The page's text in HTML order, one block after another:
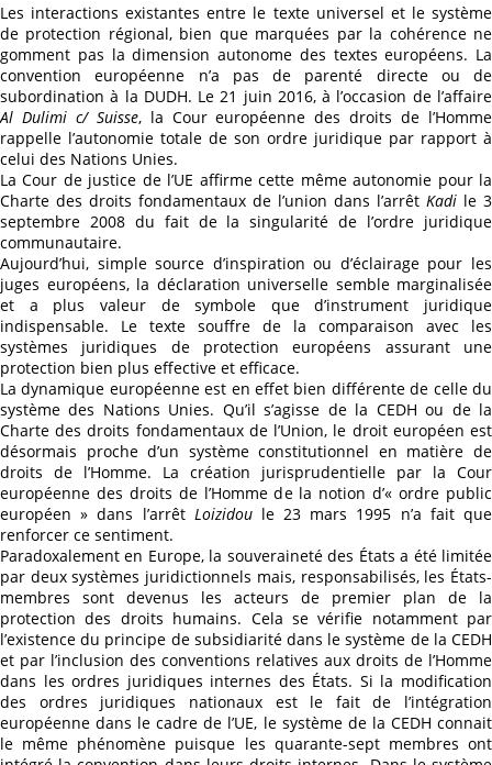
Les interactions existantes entre le texte universel et le système
de protection régional, bien que marquées par la cohérence ne
gomment pas la dimension autonome des textes européens. La
convention européenne n’a pas de parenté directe ou de
subordination à la DUDH. Le 21 juin 2016, à l’occasion de l’affaire
Al Dulimi c/ Suisse, la Cour européenne des droits de l’Homme
rappelle l’autonomie totale de son ordre juridique par rapport à
celui des Nations Unies.
La Cour de justice de l’UE affirme cette même autonomie pour la
Charte des droits fondamentaux de l’union dans l’arrêt Kadi le 3
septembre 2008 du fait de la singularité de l’ordre juridique
communautaire.
Aujourd’hui, simple source d’inspiration ou d’éclairage pour les
juges européens, la déclaration universelle semble marginalisée
et a plus valeur de symbole que d’instrument juridique
indispensable. Le texte souffre de la comparaison avec les
systèmes juridiques de protection européens assurant une
protection bien plus effective et efficace.
La dynamique européenne est en effet bien différente de celle du
système des Nations Unies. Qu’il s’agisse de la CEDH ou de la
Charte des droits fondamentaux de l’Union, le droit européen est
désormais proche d’un système constitutionnel en matière de
droits de l’Homme. La création jurisprudentielle par la Cour
européenne des droits de l’Homme de la notion d’« ordre public
européen » dans l’arrêt Loizidoule 23 mars 1995 n’a fait que
renforcer ce sentiment.
Paradoxalement en Europe, la souveraineté des États a été limitée
par deux systèmes juridictionnels mais, responsabilisés, les États-
membres sont devenus les acteurs de premier plan de la
protection des droits humains. Cela se vérifie notamment par
l’existence du principe de subsidiarité dans le système de la CEDH
et par l’inclusion des conventions relatives aux droits de l’Homme
dans les ordres juridiques internes des États. Si la modification
des ordres juridiques nationaux est le fait de l’intégration
européenne dans le cadre de l’UE, le système de la CEDH connait
le même phénomène puisque les quarante-sept membres ont